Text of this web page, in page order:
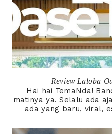
Review Laloba
Hai hai TemaNda!
matinya ya. Selalu ada
ada yang baru, viral,